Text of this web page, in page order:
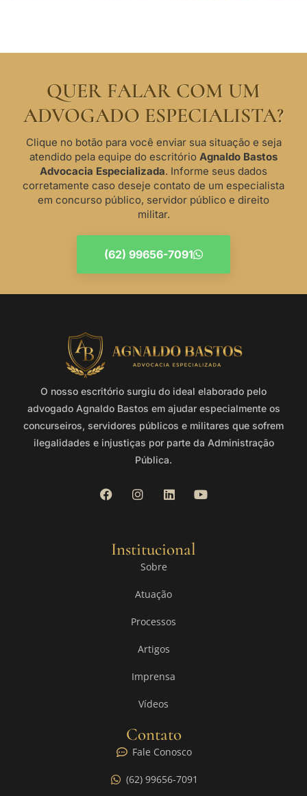
QUER FALAR COM UM
ADVOGADO ESPECIALISTA?
Clique no botão para você enviar sua situação e seja
atendido pela equipe do escritório Agnaldo Bastos
Advocacia Especializada. Informe seus dados
corretamente caso deseje contato de um especialista
em concurso público, servidor público e direito
militar.
(62) 99656-7091
O nosso escritório surgiu do ideal elaborado pelo
advogado Agnaldo Bastos em ajudar especialmente os
concurseiros, servidores públicos e militares que sofrem
ilegalidades e injustiças por parte da Administração
Pública.
Institucional
Sobre
Atuação
Processos
Artigos
Imprensa
Vídeos
Contato
Fale Conosco
(62) 99656-7091